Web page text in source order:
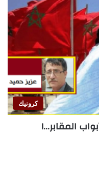
كرونيك
المقابر…!